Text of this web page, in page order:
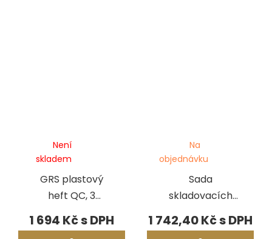
GRS plastový
heft QC, 3
držáky, imbus
Není
skladem
1 694 Kč
Sada
skladovacích
zásobníků QC
Na
objednávku
1 742,40 Kč